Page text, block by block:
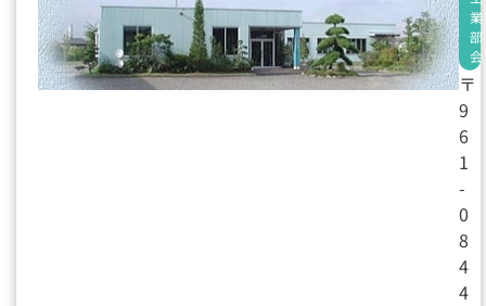
造
業
業
部
会
〒
9
6
1
-
0
8
4
4